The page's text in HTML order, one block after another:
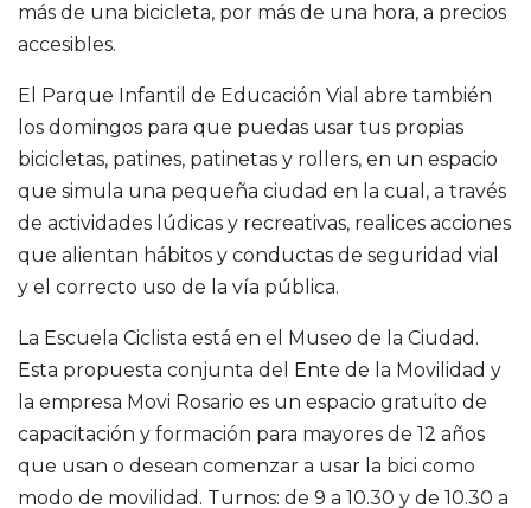
más de una bicicleta, por más de una hora, a precios
accesibles.
El Parque Infantil de Educación Vial abre también
los domingos para que puedas usar tus propias
bicicletas, patines, patinetas y rollers, en un espacio
que simula una pequeña ciudad en la cual, a través
de actividades lúdicas y recreativas, realices acciones
que alientan hábitos y conductas de seguridad vial
y el correcto uso de la vía pública.
La Escuela Ciclista está en el Museo de la Ciudad.
Esta propuesta conjunta del Ente de la Movilidad y
la empresa Movi Rosario es un espacio gratuito de
capacitación y formación para mayores de 12 años
que usan o desean comenzar a usar la bici como
modo de movilidad. Turnos: de 9 a 10.30 y de 10.30 a